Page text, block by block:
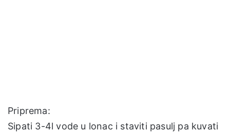
Priprema:
Sipati 3-4l vode u lonac i staviti pasulj pa kuvati